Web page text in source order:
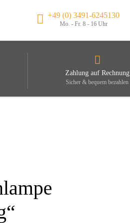
+49 (0) 3491-6245130
Mo. - Fr. 8 - 16 Uhr
Zahlung auf Rechnung
Sicher & bequem bezahlen